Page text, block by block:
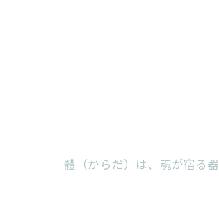
體（からだ）は、魂が宿る器